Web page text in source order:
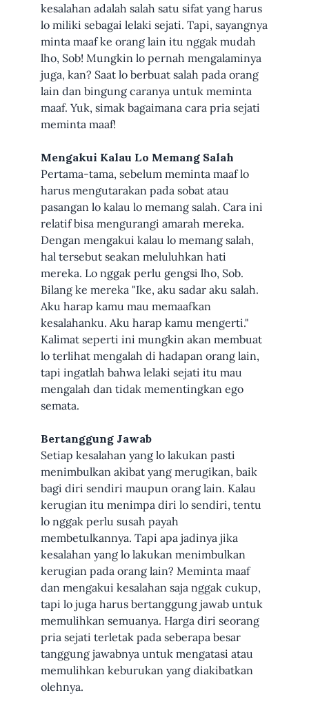
kesalahan adalah salah satu sifat yang harus
lo miliki sebagai lelaki sejati. Tapi, sayangnya
minta maaf ke orang lain itu nggak mudah
lho, Sob! Mungkin lo pernah mengalaminya
juga, kan? Saat lo berbuat salah pada orang
lain dan bingung caranya untuk meminta
maaf. Yuk, simak bagaimana cara pria sejati
meminta maaf!
Mengakui Kalau Lo Memang Salah
Pertama-tama, sebelum meminta maaf lo
harus mengutarakan pada sobat atau
pasangan lo kalau lo memang salah. Cara ini
relatif bisa mengurangi amarah mereka.
Dengan mengakui kalau lo memang salah,
hal tersebut seakan meluluhkan hati
mereka. Lo nggak perlu gengsi lho, Sob.
Bilang ke mereka "Ike, aku sadar aku salah.
Aku harap kamu mau memaafkan
kesalahanku. Aku harap kamu mengerti."
Kalimat seperti ini mungkin akan membuat
lo terlihat mengalah di hadapan orang lain,
tapi ingatlah bahwa lelaki sejati itu mau
mengalah dan tidak mementingkan ego
semata.
Bertanggung Jawab
Setiap kesalahan yang lo lakukan pasti
menimbulkan akibat yang merugikan, baik
bagi diri sendiri maupun orang lain. Kalau
kerugian itu menimpa diri lo sendiri, tentu
lo nggak perlu susah payah
membetulkannya. Tapi apa jadinya jika
kesalahan yang lo lakukan menimbulkan
kerugian pada orang lain? Meminta maaf
dan mengakui kesalahan saja nggak cukup,
tapi lo juga harus bertanggung jawab untuk
memulihkan semuanya. Harga diri seorang
pria sejati terletak pada seberapa besar
tanggung jawabnya untuk mengatasi atau
memulihkan keburukan yang diakibatkan
olehnya.